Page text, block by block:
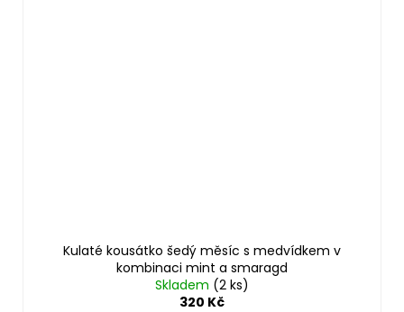
Kulaté kousátko šedý měsíc s medvídkem v
kombinaci mint a smaragd
Skladem (2 ks)
320 Kč